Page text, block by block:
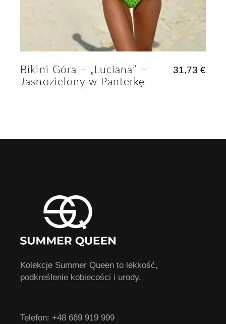
Bikini Góra – „Luciana” –
Jasnozielony w Panterkę
31,73 €
Kolekcje Summer Queen to lekkość,
podkreślenie kobiecości i urody.
Telefon:+48 669 919 999